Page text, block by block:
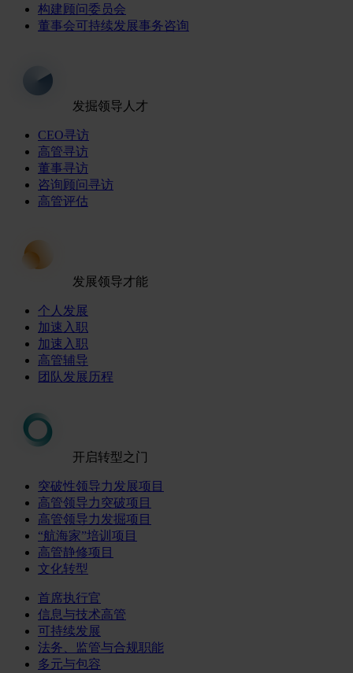
构建顾问委员会
董事会可持续发展事务咨询
发掘领导人才
CEO寻访
高管寻访
董事寻访
咨询顾问寻访
高管评估
发展领导才能
个人发展
加速入职
加速入职
高管辅导
团队发展历程
开启转型之门
突破性领导力发展项目
高管领导力突破项目
高管领导力发掘项目
“航海家”培训项目
高管静修项目
文化转型
首席执行官
信息与技术高管
可持续发展
法务、监管与合规职能
多元与包容